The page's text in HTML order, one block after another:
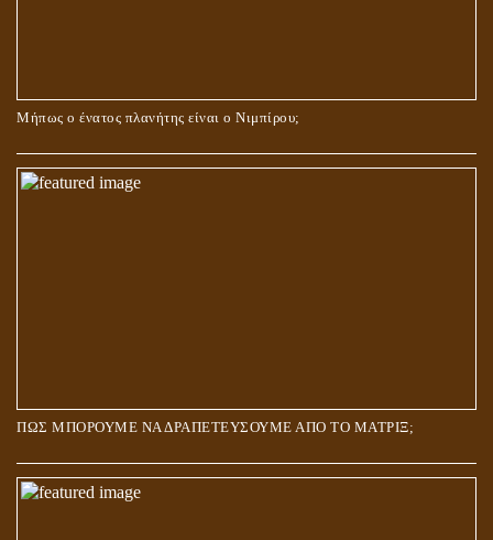
Μήπως ο ένατος πλανήτης είναι ο Νιμπίρου;
ΠΩΣ ΜΠΟΡΟΥΜΕ ΝΑ ΔΡΑΠΕΤΕΥΣΟΥΜΕ ΑΠΟ ΤΟ ΜΑΤΡΙΞ;